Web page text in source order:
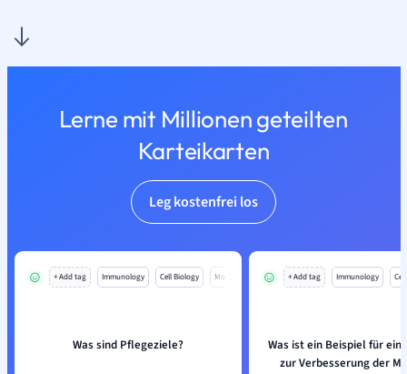
Lerne mit Millionen geteilten
Karteikarten
Leg kostenfrei los
+ Add tag Immunology Cell Biology Mo
Was sind Pflegeziele?
+ Add tag Immunology
Was ist ein Beispiel für ein
zur Verbesserung der